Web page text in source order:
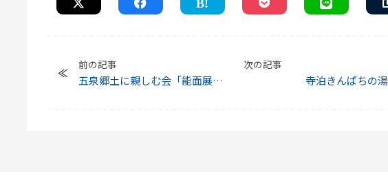
前の記事
五泉郷土に親しむ会「能面展示
次の記事
寺泊きんぱちの湯